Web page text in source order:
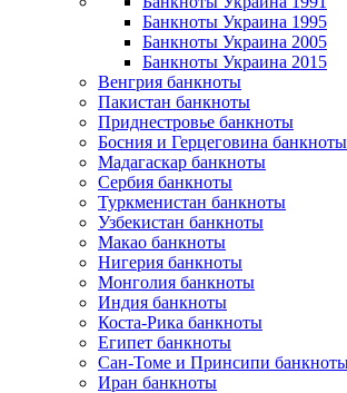
Банкноты Украина 1995
Банкноты Украина 2005
Банкноты Украина 2015
Венгрия банкноты
Пакистан банкноты
Приднестровье банкноты
Босния и Герцеговина банкноты
Мадагаскар банкноты
Сербия банкноты
Туркменистан банкноты
Узбекистан банкноты
Макао банкноты
Нигерия банкноты
Монголия банкноты
Индия банкноты
Коста-Рика банкноты
Египет банкноты
Сан-Томе и Принсипи
Иран банкноты